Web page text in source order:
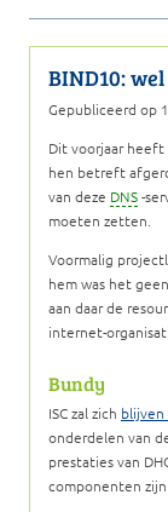
BIND10:
Gepubliceerd op
Dit voorjaar heeft
hen betreft
van deze DNS-
moeten zetten.
Voormalig
hem was het
aan daar de
internet-
Bundy
ISC zal zich
onderdelen van
prestaties van
componenten